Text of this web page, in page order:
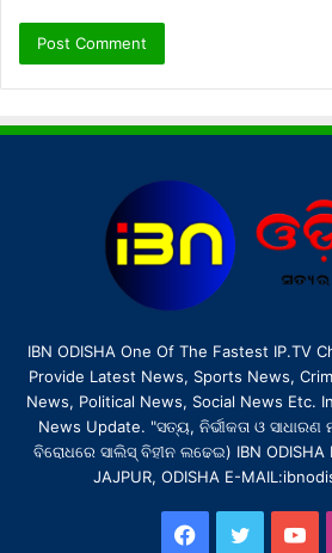
IBN ODISHA One Of The Fastest IP.TV
Provide Latest News, Sports News,
News, Political News, Social News Etc.
News Update. "ସତ୍ୟ, ନିର୍ଭୀକତା ଓ
ବିରୋଧରେ ସାଲିସ୍ ବିହୀନ ଲଢେଇ) IBN ODISHA
JAJPUR, ODISHA E-
Facebook
Twitter